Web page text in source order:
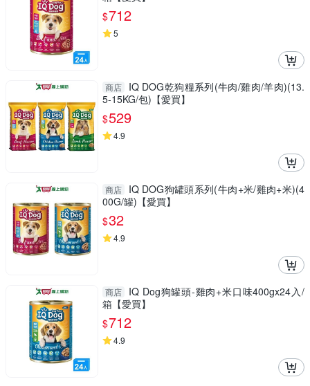
$712
5
商店
IQ DOG乾狗糧系列(牛肉/雞肉/羊肉)(13.
5-15KG/包)【愛買】
$529
4.9
商店
IQ DOG狗罐頭系列(牛肉+米/雞肉+米)(4
00G/罐)【愛買】
$32
4.9
商店
IQ Dog狗罐頭-雞肉+米口味400gx24入/
箱【愛買】
$712
4.9